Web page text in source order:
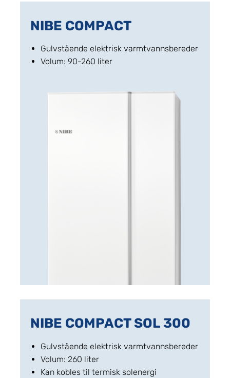
NIBE COMPACT
Gulvstående elektrisk varmtvannsbereder
Volum: 90-260 liter
NIBE COMPACT SOL 300
Gulvstående elektrisk varmtvannsbereder
Volum: 260 liter
Kan kobles til termisk solenergi